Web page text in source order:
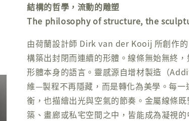
結構的哲學，流動的雕塑
The philosophy of structure, the
由荷蘭設計師 Dirk van der Kooij 所創作
構築出封閉而連續的形體。線條無始無終
形體本身的語言。靈感源自增材製造（
維—製程不再隱藏，而是轉化為美學。每一
衡，也描繪出光與空氣的節奏。金屬線條
築、畫廊或私宅空間之中，皆能成為凝視的